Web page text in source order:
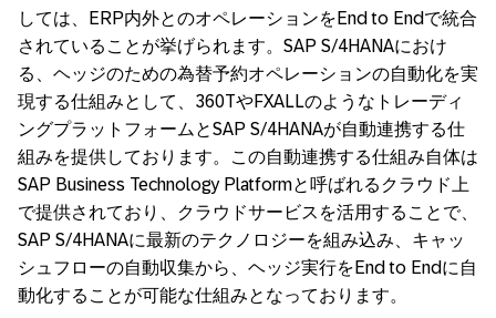
しては、ERP内外とのオペレーションをEnd to Endで統合
されていることが挙げられます。SAP S/4HANAにおけ
る、ヘッジのための為替予約オペレーションの自動化を実
現する仕組みとして、360TやFXALLのようなトレーディ
ングプラットフォームとSAP S/4HANAが自動連携する仕
組みを提供しております。この自動連携する仕組み自体は
SAP Business Technology Platformと呼ばれるクラウド上
で提供されており、クラウドサービスを活用することで、
SAP S/4HANAに最新のテクノロジーを組み込み、キャッ
シュフローの自動収集から、ヘッジ実行をEnd to Endに自
動化することが可能な仕組みとなっております。